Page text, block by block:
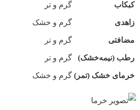
کبکاب گرم و تر
زاهدی گرم و خشک
مضافتی گرم و تر
رطب (نیمه‌خشک) گرم و تر
خرمای خشک (تمر) گرم و خشک